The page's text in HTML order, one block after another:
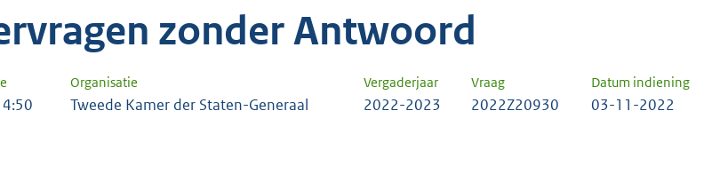
zonder Antwoord
Organisatie Vergaderjaar Vraag Datum indiening
Tweede Kamer der Staten-Generaal 2022-2023 2022Z20930 03-11-2022